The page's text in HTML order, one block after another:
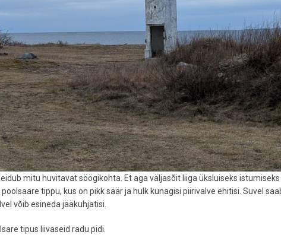
mitu huvitavat söögikohta. Et aga väljasõit liiga üksluiseks istumiseks
tippu, kus on pikk säär ja hulk kunagisi piirivalve ehitisi. Suvel
võib esineda jääkuhjatisi.
tipus liivaseid radu pidi.